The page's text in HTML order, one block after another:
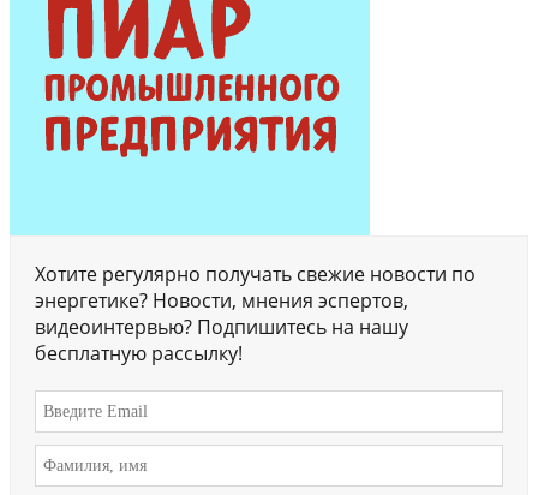
Хотите регулярно получать свежие новости по
энергетике? Новости, мнения эспертов,
видеоинтервью? Подпишитесь на нашу
бесплатную рассылку!